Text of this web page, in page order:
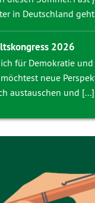
in Deutschland
2026
für Demokratie
neue
austauschen und [...]